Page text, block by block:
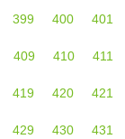
399 400 401
409 410 411
419 420 421
429 430 431